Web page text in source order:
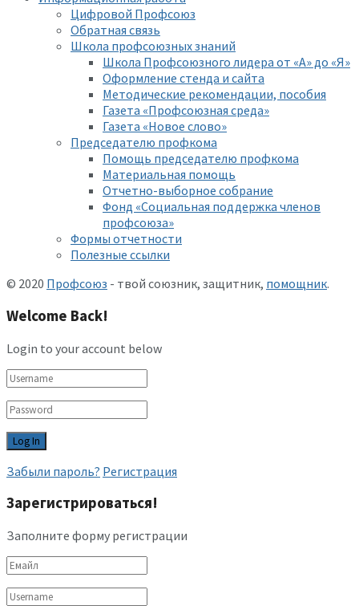
Цифровой Профсоюз
Обратная связь
Школа профсоюзных знаний
Школа Профсоюзного лидера от «А» до «Я»
Оформление стенда и сайта
Методические рекомендации, пособия
Газета «Профсоюзная среда»
Газета «Новое слово»
Председателю профкома
Помощь председателю профкома
Материальная помощь
Отчетно-выборное собрание
Фонд «Социальная поддержка членов
профсоюза»
Формы отчетности
Полезные ссылки
© 2020 Профсоюз - твой союзник, защитник, помощник.
Welcome Back!
Login to your account below
Забыли пароль? Регистрация
Зарегистрироваться!
Заполните форму регистрации